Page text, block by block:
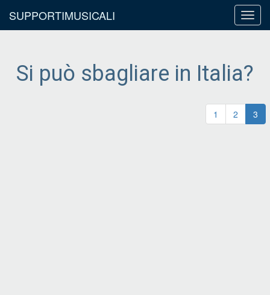
SUPPORTIMUSICALI
Si può sbagliare in Italia?
1 2 3